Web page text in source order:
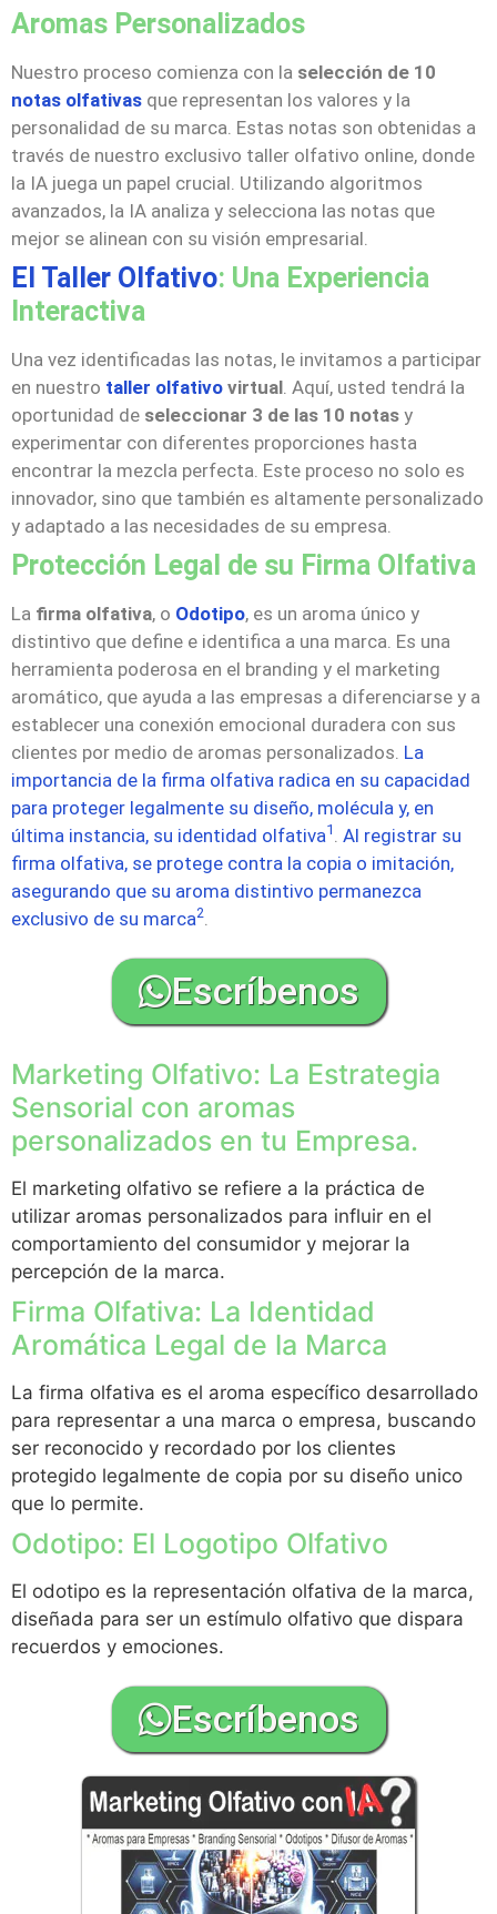
Aromas Personalizados
Nuestro proceso comienza con la selección de 10
notas olfativas que representan los valores y la
personalidad de su marca. Estas notas son obtenidas a
través de nuestro exclusivo taller olfativo online, donde
la IA juega un papel crucial. Utilizando algoritmos
avanzados, la IA analiza y selecciona las notas que
mejor se alinean con su visión empresarial.
El Taller Olfativo: Una Experiencia
Interactiva
Una vez identificadas las notas, le invitamos a participar
en nuestro taller olfativo virtual . Aquí, usted tendrá la
oportunidad de seleccionar 3 de las 10 notas y
experimentar con diferentes proporciones hasta
encontrar la mezcla perfecta. Este proceso no solo es
innovador, sino que también es altamente personalizado
y adaptado a las necesidades de su empresa.
Protección Legal de su Firma Olfativa
La firma olfativa, o Odotipo, es un aroma único y
distintivo que define e identifica a una marca. Es una
herramienta poderosa en el branding y el marketing
aromático, que ayuda a las empresas a diferenciarse y a
establecer una conexión emocional duradera con sus
clientes por medio de aromas personalizados. La
importancia de la firma olfativa radica en su capacidad
para proteger legalmente su diseño, molécula y, en
última instancia, su identidad olfativa1
Al registrar su
firma olfativa, se protege contra la copia o imitación,
asegurando que su aroma distintivo permanezca
exclusivo de su marca2
Escríbenos
Marketing Olfativo: La Estrategia
Sensorial con aromas
personalizados en tu Empresa.
El marketing olfativo se refiere a la práctica de
utilizar aromas personalizados para influir en el
comportamiento del consumidor y mejorar la
percepción de la marca.
Firma Olfativa: La Identidad
Aromática Legal de la Marca
La firma olfativa es el aroma específico desarrollado
para representar a una marca o empresa, buscando
ser reconocido y recordado por los clientes
protegido legalmente de copia por su diseño unico
que lo permite.
Odotipo: El Logotipo Olfativo
El odotipo es la representación olfativa de la marca,
diseñada para ser un estímulo olfativo que dispara
recuerdos y emociones.
Escríbenos